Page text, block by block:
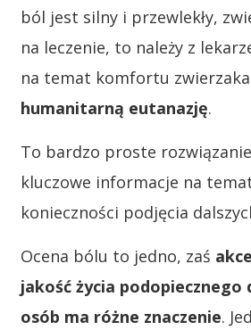
ból jest silny i przewlekły,
na leczenie, to należy z
na temat komfortu
humanitarną eutanazję.
To bardzo proste
kluczowe informacje na
konieczności podjęcia
Ocena bólu to jedno, zaś
jakość życia podopiecznego
osób ma różne znaczenie.